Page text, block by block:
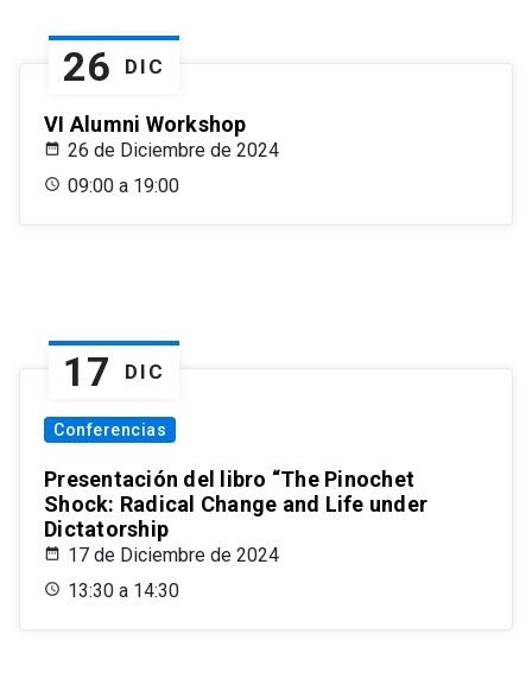
26 DIC
VI Alumni Workshop
26 de Diciembre de 2024
09:00 a 19:00
17 DIC
Conferencias
Presentación del libro “The Pinochet
Shock: Radical Change and Life under
Dictatorship
17 de Diciembre de 2024
13:30 a 14:30